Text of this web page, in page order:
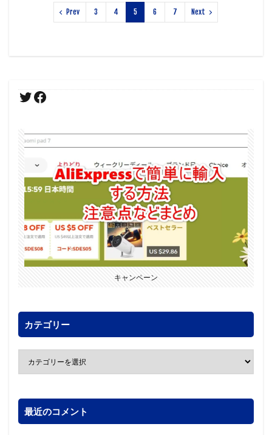
Prev 3 4 5 6 7 Next
キャンペーン
カテゴリー
最近のコメント